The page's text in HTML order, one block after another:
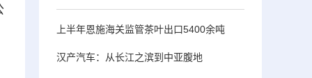
上半年恩施海关监管茶叶出口5400余吨
汉产汽车：从长江之滨到中亚腹地